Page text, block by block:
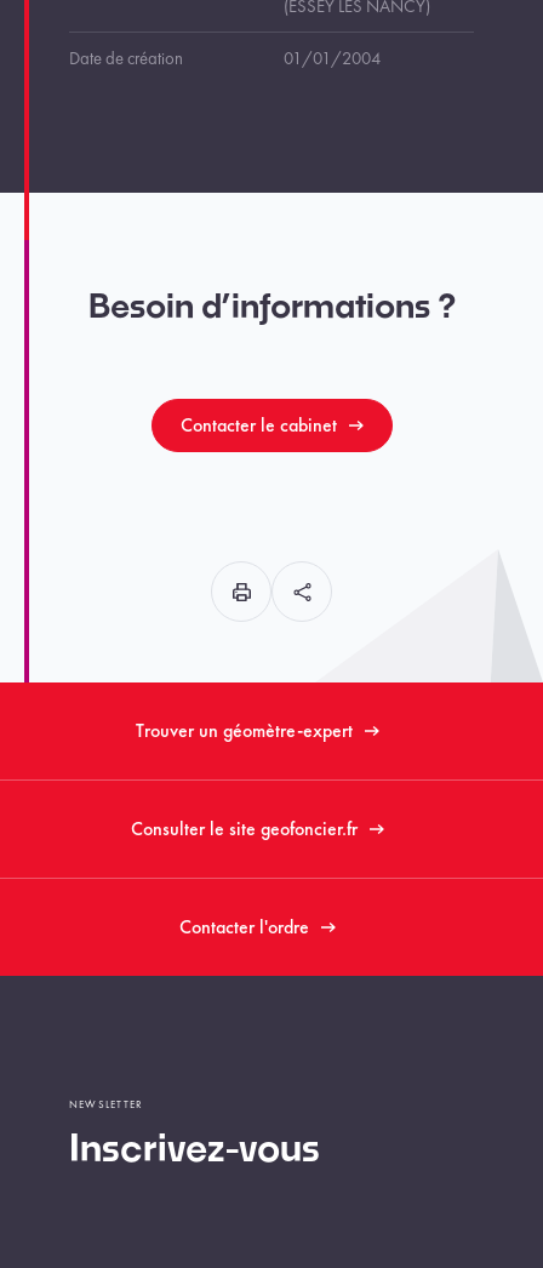
(ESSEY LES NANCY)
Date de création 01/01/2004
Besoin d’informations ?
Contacter le cabinet
Trouver un géomètre-expert
Consulter le site geofoncier.fr
Contacter l'ordre
Inscrivez-vous
NEWSLETTER